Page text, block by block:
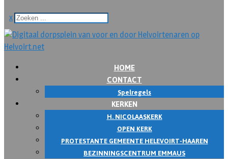
x
HOME
CONTACT
Spelregels
KERKEN
H. NICOLAASKERK
OPEN KERK
PROTESTANTE GEMEENTE HELEVOIRT-HAAREN
BEZINNINGSCENTRUM EMMAUS